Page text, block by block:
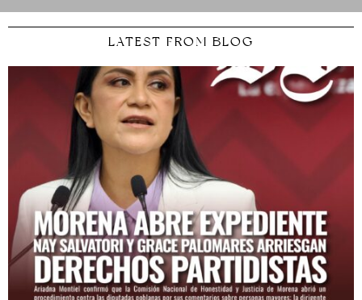
LATEST FROM BLOG